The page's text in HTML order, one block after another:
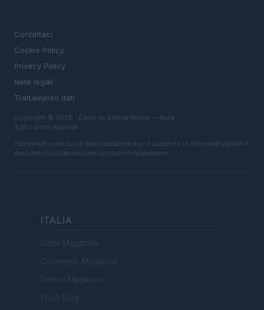
Contattaci
Cookie Policy
Privacy Policy
Note legali
Trattamento dati
Copyright © 2026 · Edito da AdHub Media — Italia
Tutti i diritti riservati
I contenuti sono curati dalla redazione con il supporto di strumenti digitali e
realizzati in collaborazione con autori indipendenti.
ITALIA
Casa Magazine
Cineverse Magazine
Donne Magazine
Food Blog